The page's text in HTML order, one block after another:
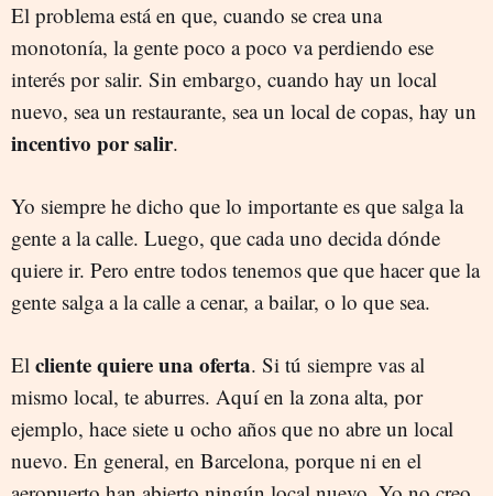
El problema está en que, cuando se crea una
monotonía, la gente poco a poco va perdiendo ese
interés por salir. Sin embargo, cuando hay un local
nuevo, sea un restaurante, sea un local de copas, hay un
incentivo por salir.
Yo siempre he dicho que lo importante es que salga la
gente a la calle. Luego, que cada uno decida dónde
quiere ir. Pero entre todos tenemos que que hacer que la
gente salga a la calle a cenar, a bailar, o lo que sea.
El cliente quiere una oferta. Si tú siempre vas al
mismo local, te aburres. Aquí en la zona alta, por
ejemplo, hace siete u ocho años que no abre un local
nuevo. En general, en Barcelona, porque ni en el